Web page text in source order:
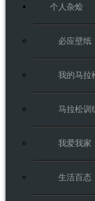
个人杂烩
必应壁纸
我的马拉
马拉松训
我爱我家
生活百态